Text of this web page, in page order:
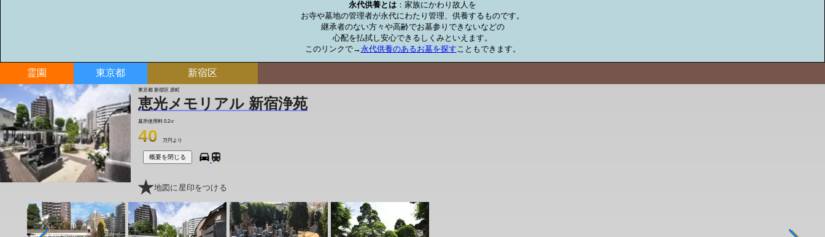
永代供養とは ：家族にかわり故人を
お寺や墓地の管理者が永代にわたり管理、供養するものです。
継承者のない方々や高齢でお墓参りできないなどの
心配を払拭し安心できるしくみといえます。
このリンクで→永代供養のあるお墓を探す こともできます。
霊園 東京都 新宿区
東京都 新宿区 原町
恵光メモリアル 新宿浄苑
墓所使用料 0.2㎡
40 万円より
概要を閉じる
地図に星印をつける